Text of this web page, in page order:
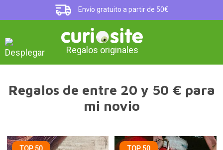
Envío gratuito a partir de 50€
Regalos originales
Regalos de entre 20 y 50 € para
mi novio